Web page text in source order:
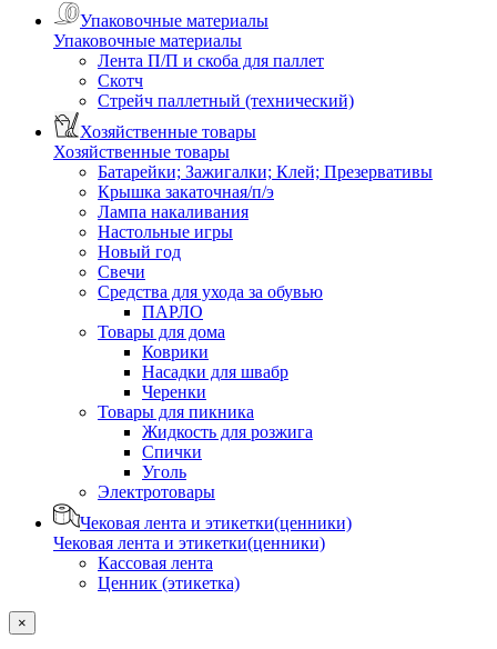
Упаковочные материалы
Упаковочные материалы
Лента П/П и скоба для паллет
Скотч
Стрейч паллетный (технический)
Хозяйственные товары
Хозяйственные товары
Батарейки; Зажигалки; Клей; Презервативы
Крышка закаточная/п/э
Лампа накаливания
Настольные игры
Новый год
Свечи
Средства для ухода за обувью
ПАРЛО
Товары для дома
Коврики
Насадки для швабр
Черенки
Товары для пикника
Жидкость для розжига
Спички
Уголь
Электротовары
Чековая лента и этикетки(ценники)
Чековая лента и этикетки(ценники)
Кассовая лента
Ценник (этикетка)
×